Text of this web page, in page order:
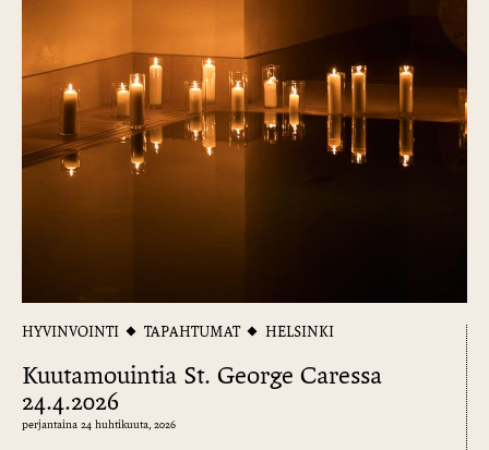
HYVINVOINTI TAPAHTUMAT HELSINKI
Kuutamouintia St. George Caressa
24.4.2026
perjantaina 24 huhtikuuta, 2026